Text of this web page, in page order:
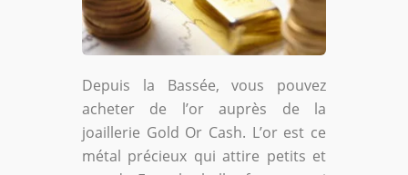
Depuis la Bassée, vous pouvez
acheter de l’or auprès de la
joaillerie Gold Or Cash. L’or est ce
métal précieux qui attire petits et